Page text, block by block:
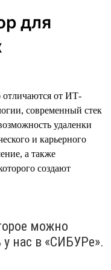
для
от ИТ-
современный стек
удаленки
и карьерного
а также
создают
можно
у нас в «СИБУРе».